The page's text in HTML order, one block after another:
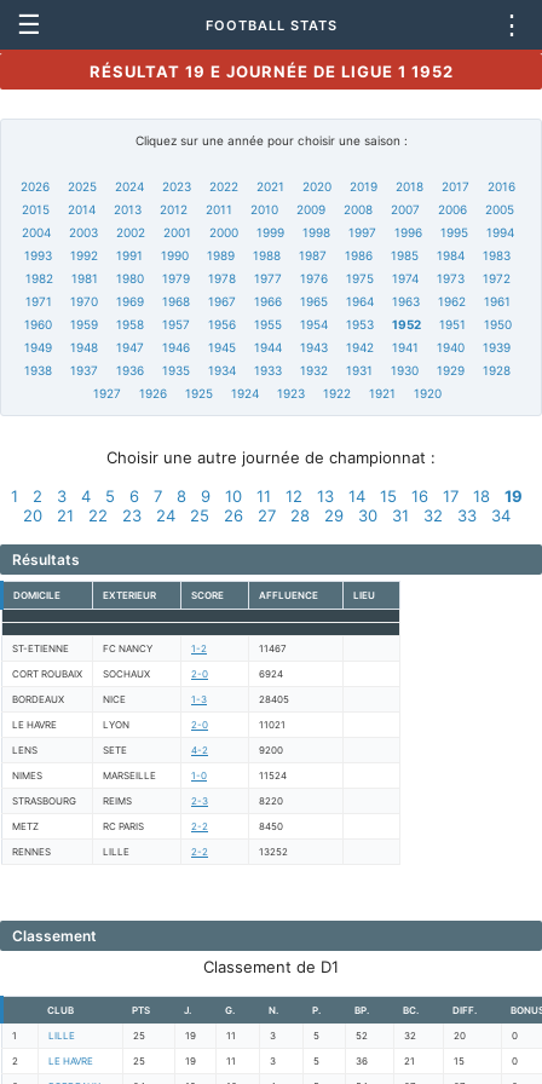
☰ FOOTBALL STATS ⋮
RÉSULTAT 19 E JOURNÉE DE LIGUE 1 1952
Cliquez sur une année pour choisir une saison :
2026 2025 2024 2023 2022 2021 2020 2019 2018 2017
2016
2015
2014 2013 2012 2011 2010 2009 2008 2007 2006
2005
2004
2003 2002 2001 2000 1999 1998 1997 1996 1995
1994
1993
1992 1991 1990 1989 1988 1987 1986 1985 1984
1983
1982
1981 1980 1979 1978 1977 1976 1975 1974 1973
1972
1971
1970 1969 1968 1967 1966 1965 1964 1963 1962
1961
1960
1959 1958 1957 1956 1955 1954 1953 1952 1951
1950
1949
1948 1947 1946 1945 1944 1943 1942 1941 1940
1939
1938
1937 1936 1935 1934 1933 1932 1931 1930 1929
1928
1927
1926 1925 1924 1923 1922 1921 1920
Choisir une autre journée de championnat :
1
2 3 4 5 6 7 8 9 10 11 12 13 14 15 16 17 18
19
20
21 22 23 24 25 26 27 28 29 30 31 32 33 34
Résultats
DOMICILE EXTERIEUR SCORE AFFLUENCE LIEU
ST-ETIENNE FC NANCY 1-2 11467
CORT ROUBAIX SOCHAUX 2-0 6924
BORDEAUX NICE 1-3 28405
LE HAVRE LYON 2-0 11021
LENS SETE 4-2 9200
NIMES MARSEILLE 1-0 11524
STRASBOURG REIMS 2-3 8220
METZ RC PARIS 2-2 8450
RENNES LILLE 2-2 13252
Classement
Classement de D1
CLUB PTS J. G. N. P. BP. BC. DIFF.
1 LILLE 25 19 11 3 5 52 32 20 0
2 LE HAVRE 25 19 11 3 5 36 21 15 0